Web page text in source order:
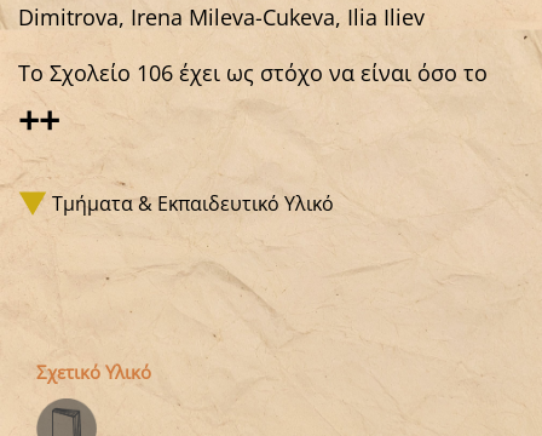
Dimitrova, Irena Mileva-Cukeva, Ilia Iliev
Το Σχολείο 106 έχει ως στόχο να είναι όσο το
δυνατόν πιο ανοιχτό και να βρει μια θέση για
όλους όσους το χρειάζονται πραγματικά.
++
Τμήματα & Εκπαιδευτικό Υλικό
Σχετικό Υλικό